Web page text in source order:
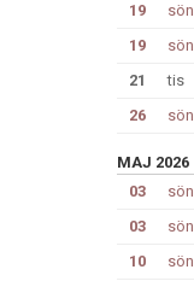
19
sön
19
sön
21
tis
26
sön
MAJ 2026
03
sön
03
sön
10
sön